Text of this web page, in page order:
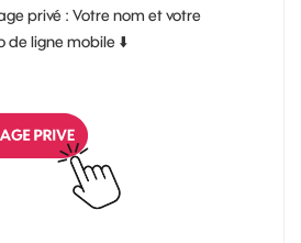
privé : Votre nom et votre
de ligne mobile ⬇️